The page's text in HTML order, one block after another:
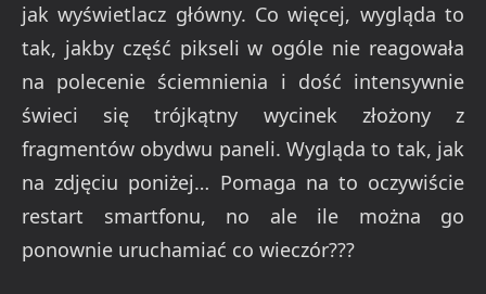
jak wyświetlacz główny. Co więcej, wygląda to
tak, jakby część pikseli w ogóle nie reagowała
na polecenie ściemnienia i dość intensywnie
świeci się trójkątny wycinek złożony z
fragmentów obydwu paneli. Wygląda to tak, jak
na zdjęciu poniżej… Pomaga na to oczywiście
restart smartfonu, no ale ile można go
ponownie uruchamiać co wieczór???